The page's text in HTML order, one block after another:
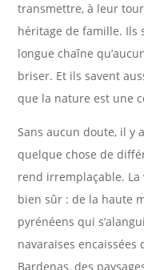
transmettre, à leur
héritage de famille. Ils
longue chaîne
briser. Et ils savent
que la nature est une
Sans aucun doute, il y
quelque chose de
rend irremplaçable. La
bien sûr : de la haute
pyrénéens qui
navaraises
Bardenas, des